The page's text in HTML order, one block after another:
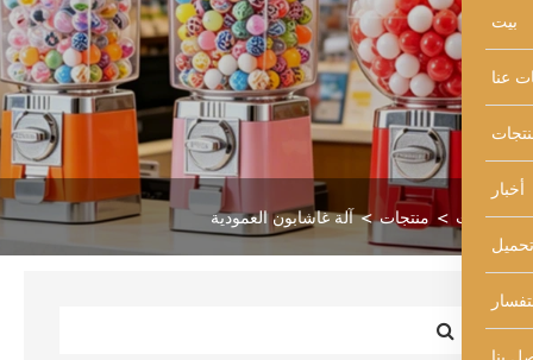
منتجات آلة غاشابون العمودية